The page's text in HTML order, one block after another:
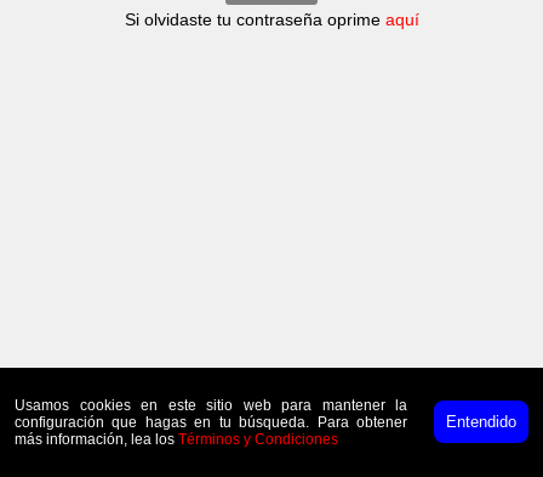
Si olvidaste tu contraseña oprime aquí
Usamos cookies en este sitio web para mantener la
configuración que hagas en tu búsqueda. Para obtener
más información, lea los Términos y Condiciones
Entendido